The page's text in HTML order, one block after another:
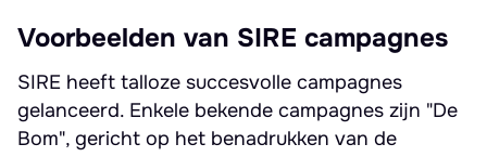
Voorbeelden van SIRE campagnes
SIRE heeft talloze succesvolle campagnes
gelanceerd. Enkele bekende campagnes zijn "De
Bom", gericht op het benadrukken van de